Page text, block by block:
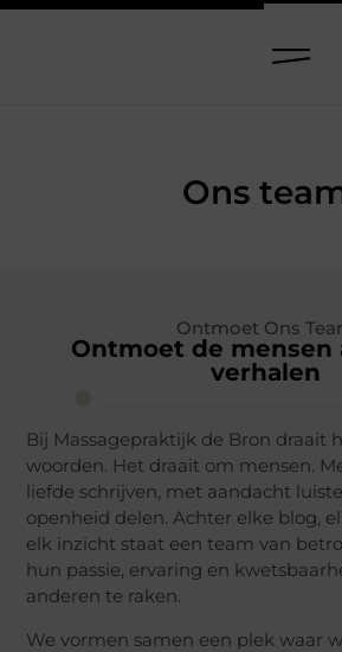
Ons
Ontmoet Ons
Ontmoet de mensen
verhalen
Bij Massagepraktijk de Bron draait
woorden. Het draait om mensen.
liefde schrijven, met aandacht
openheid delen. Achter elke blog,
elk inzicht staat een team van
hun passie, ervaring en
anderen te raken.
We vormen samen een plek waar